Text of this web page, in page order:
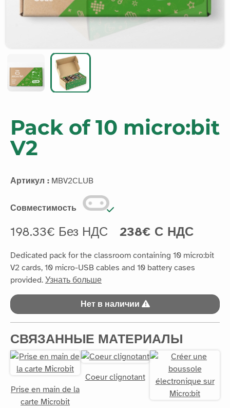
Pack of 10 micro:bit
V2
Артикул : MBV2CLUB
Совместимость
198.33€ Без НДС 238€ С НДС
Dedicated pack for the classroom containing 10 micro:bit
V2 cards, 10 micro-USB cables and 10 battery cases
provided. Узнать больше
Нет в наличии
СВЯЗАННЫЕ МАТЕРИАЛЫ
Prise en main de la
carte Microbit
Coeur clignotant